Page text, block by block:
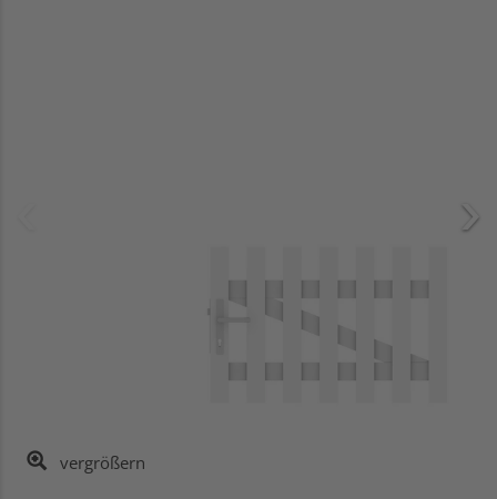
vergrößern